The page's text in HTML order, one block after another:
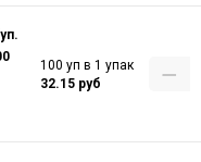
100 уп в 1 упак
32.15 руб